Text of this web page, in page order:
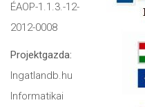
ÉAOP-1.1.3.-12-
2012-0008
Projektgazda:
Ingatlandb.hu
Informatikai